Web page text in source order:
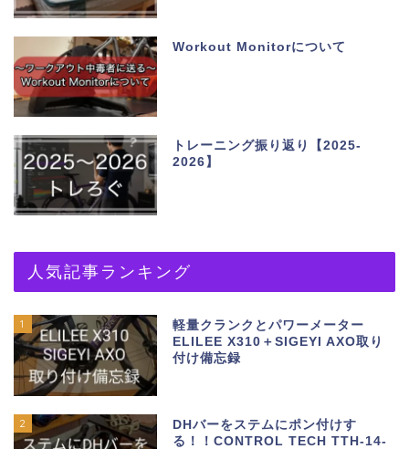
Workout Monitorについて
トレーニング振り返り【2025-
2026】
人気記事ランキング
1
軽量クランクとパワーメーター
ELILEE X310＋SIGEYI AXO取り
付け備忘録
2
DHバーをステムにポン付けす
る！！CONTROL TECH TTH-14-